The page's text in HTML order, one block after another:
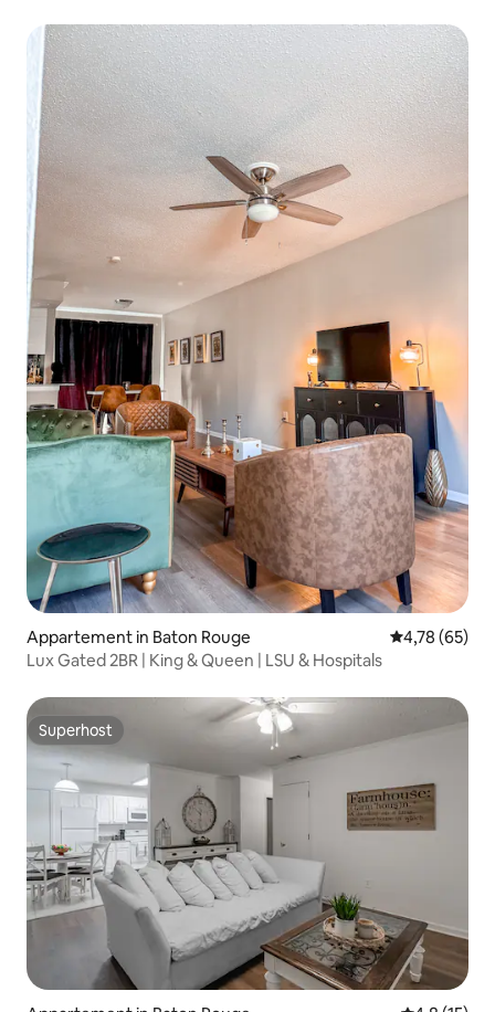
Appartement in Baton Rouge Gemiddelde
4,78 (65)
Lux Gated 2BR | King & Queen | LSU & Hospitals
Superhost
Superhost